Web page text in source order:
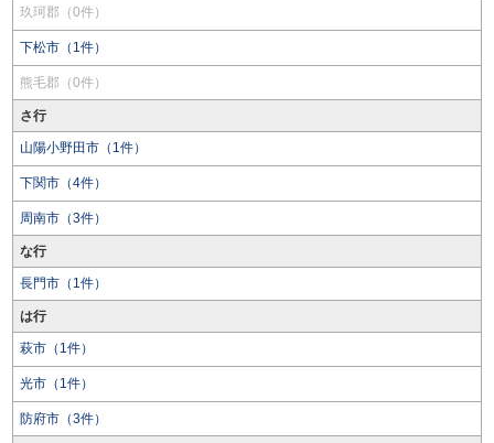
玖珂郡（0件）
下松市（1件）
熊毛郡（0件）
さ行
山陽小野田市（1件）
下関市（4件）
周南市（3件）
な行
長門市（1件）
は行
萩市（1件）
光市（1件）
防府市（3件）